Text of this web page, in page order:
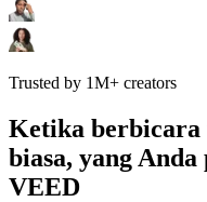
Trusted by 1M+ creators
Ketika berbicara
biasa, yang
VEED